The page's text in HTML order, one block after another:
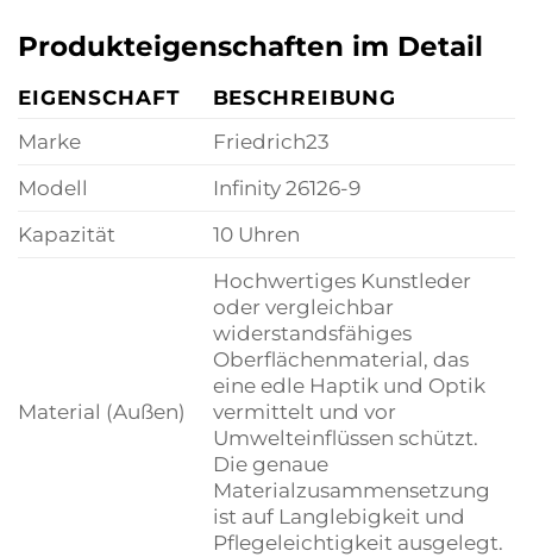
Produkteigenschaften im Detail
EIGENSCHAFT
BESCHREIBUNG
Marke
Friedrich23
Modell
Infinity 26126-9
Kapazität
10 Uhren
Material (Außen)
Hochwertiges Kunstleder
oder vergleichbar
widerstandsfähiges
Oberflächenmaterial, das
eine edle Haptik und Optik
vermittelt und vor
Umwelteinflüssen schützt.
Die genaue
Materialzusammensetzung
ist auf Langlebigkeit und
Pflegeleichtigkeit ausgelegt.